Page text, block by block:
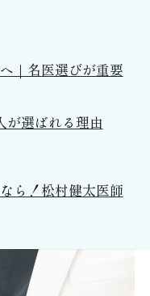
｜名医選びが重要
が選ばれる理由
ら！松村健太医師